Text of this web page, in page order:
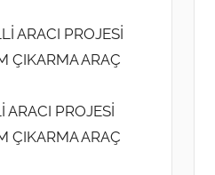
ARACI PROJESİ
ÇIKARMA ARAÇ
PROJESİ
ÇIKARMA ARAÇ